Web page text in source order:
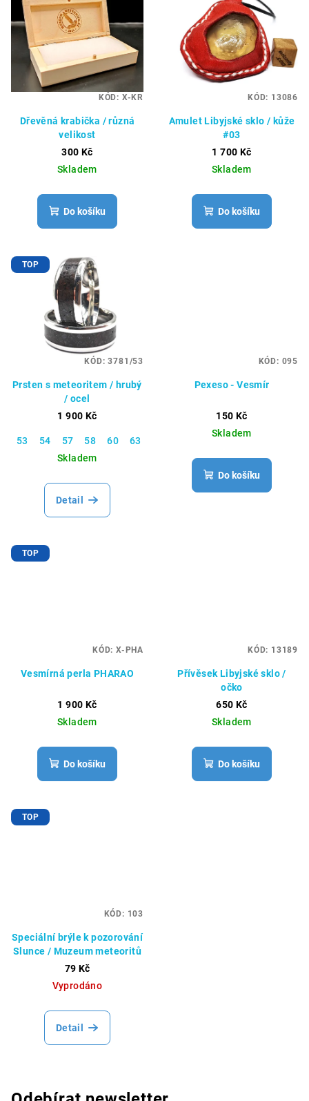
Dřevěná krabička / různá
velikost
300 Kč
Skladem
Do košíku
KÓD: X-KR
Amulet Libyjské sklo / kůže
#03
1 700 Kč
Skladem
Do košíku
KÓD: 13086
TOP
Prsten s meteoritem / hrubý
/ ocel
1 900 Kč
53 54 57 58 60 63
Skladem
Detail
KÓD:3781/53
Pexeso - Vesmír
150 Kč
Skladem
Do košíku
KÓD: 095
TOP
Vesmírná perla PHARAO
1 900 Kč
Skladem
Do košíku
KÓD: X-PHA
Přívěsek Libyjské sklo /
očko
650 Kč
Skladem
Do košíku
KÓD: 13189
TOP
Speciální brýle k pozorování
Slunce / Muzeum meteoritů
79 Kč
Vyprodáno
Detail
KÓD: 103